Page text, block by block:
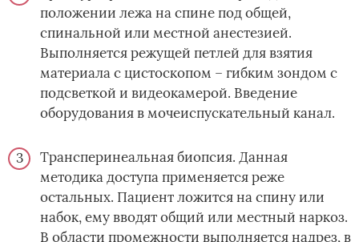
положении лежа на спине под общей,
спинальной или местной анестезией.
Выполняется режущей петлей для взятия
материала с цистоскопом – гибким зондом с
подсветкой и видеокамерой. Введение
оборудования в мочеиспускательный канал.
Трансперинеальная биопсия. Данная
методика доступа применяется реже
остальных. Пациент ложится на спину или
набок, ему вводят общий или местный наркоз.
В области промежности выполняется надрез, в